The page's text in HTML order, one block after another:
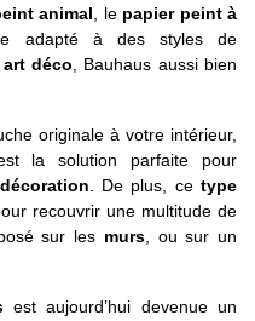
animal, le papier peint à
adapté à des styles de
art déco, Bauhaus aussi bien
originale à votre intérieur,
la solution parfaite pour
décoration. De plus, ce type
recouvrir une multitude de
sur les murs, ou sur un
est aujourd’hui devenue un